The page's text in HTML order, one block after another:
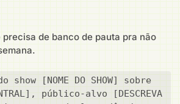
precisa de banco de pauta pra não
show [NOME DO SHOW] sobre
público-alvo [DESCREVA